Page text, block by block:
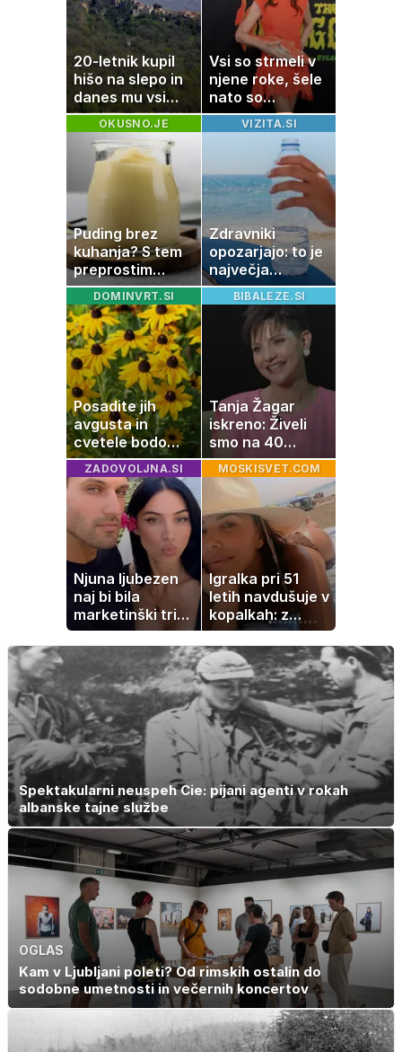
20-letnik kupil
hišo na slepo in
danes mu vsi
zavidajo
Vsi so strmeli v
njene roke, šele
nato so
ugotovili, kaj drži
OKUSNO.JE
Puding brez
kuhanja? S tem
preprostim
trikom bo
pripravljen v
nekaj minutah
VIZITA.SI
Zdravniki
opozarjajo: to je
največja
napaka, ki jo
ljudje delajo med
vročino
DOMINVRT.SI
Posadite jih
avgusta in
cvetele bodo
vse do zime
BIBALEZE.SI
Tanja Žagar
iskreno: Živeli
smo na 40
kvadratih, a
imela sem vse,
kar otrok
potrebuje
ZADOVOLJNA.SI
Njuna ljubezen
naj bi bila
marketinški trik,
tako se odzivata
na govorice
MOSKISVET.COM
Igralka pri 51
letih navdušuje v
kopalkah: z
možem uživa v
romantičnem
poletju
Spektakularni neuspeh Cie: pijani agenti v rokah
albanske tajne službe
OGLAS
Kam v Ljubljani poleti? Od rimskih ostalin do
sodobne umetnosti in večernih koncertov